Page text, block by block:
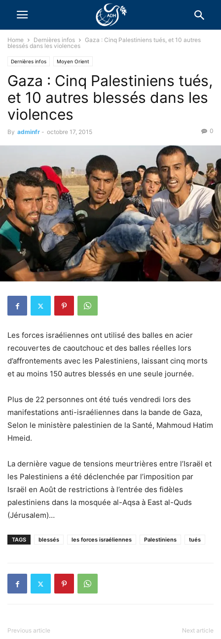
Home Dernières infos
Gaza : Cinq Palestiniens tués, et 10 autres
blessés dans les violences
Dernières infos Moyen Orient
Gaza : Cinq Palestiniens tués,
et 10 autres blessés dans les
violences
By adminfr - octobre 17, 2015 0
Les forces israéliennes ont utilisé des balles en acier
recouvertes de caoutchouc et des balles réelles lors
d’affrontements avec les Palestiniens, laissant cinq morts
et au moins 150 autres blessés en une seule journée.
Plus de 22 personnes ont été tués vendredi lors des
manifestations anti-israéliennes dans la bande de Gaza,
Selon le ministère palestinien de la Santé, Mahmoud Hatim
Hmeid.
La dernière vague de tensions meurtrières entre l’Israël et
les Palestiniens a été déclenchée par l’imposition par
Israël en Août de restrictions à l’entrée des fidèles
palestiniens dans la mosquée al-Aqsa à East al-Quds
(Jérusalem)…
TAGS blessés les forces israéliennes Palestiniens tués
Previous article Next article